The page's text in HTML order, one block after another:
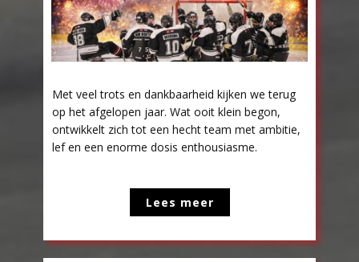
Met veel trots en dankbaarheid kijken we terug
op het afgelopen jaar. Wat ooit klein begon,
ontwikkelt zich tot een hecht team met ambitie,
lef en een enorme dosis enthousiasme.
Lees meer